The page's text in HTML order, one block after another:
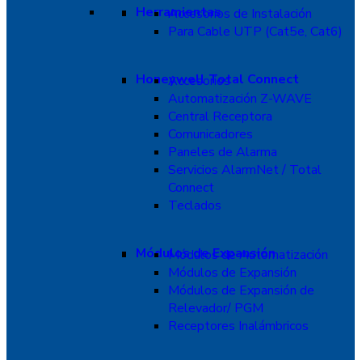
Herramientas
Accesorios de Instalación
Para Cable UTP (Cat5e, Cat6)
Honeywell Total Connect
Accesorios
Automatización Z-WAVE
Central Receptora
Comunicadores
Paneles de Alarma
Servicios AlarmNet / Total
Connect
Teclados
Módulos de Expansión
Módulos de Automatización
Módulos de Expansión
Módulos de Expansión de
Relevador/ PGM
Receptores Inalámbricos